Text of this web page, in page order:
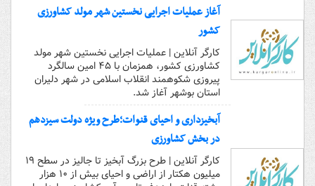
آغاز عملیات اجرایی نخستین شهر مولد کشاورزی
کشور
کارگر آنلاین | عملیات اجرایی نخستین شهر مولد
کشاورزی کشور، همزمان با ۴۵ امین سالگرد
پیروزی شکوهمند انقلاب اسلامی در شهر دلیران
استان بوشهر آغاز شد.
آبخیزداری و احیای قنوات؛طرح ویژه دولت سیزدهم
در بخش کشاورزی
کارگر آنلاین | طرح بزرگ آبخیز تا جالیز در سطح ۱۹
میلیون هکتار از اراضی و احیای بیش از ۱۰ هزار